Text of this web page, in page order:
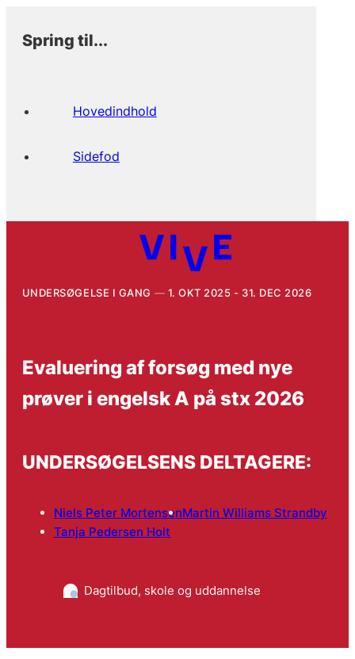
Spring til...
Hovedindhold
Sidefod
UNDERSØGELSE I GANG 1. OKT 2025 - 31. DEC 2026
Evaluering af forsøg med nye
prøver i engelsk A på stx 2026
UNDERSØGELSENS DELTAGERE:
Niels Peter MortensenMartin Williams Strandby
Tanja Pedersen Holt
Dagtilbud, skole og uddannelse